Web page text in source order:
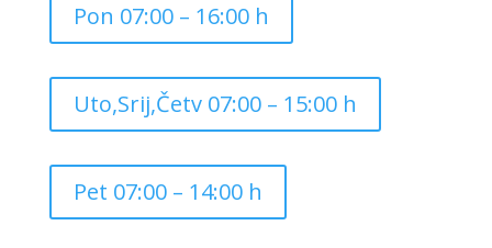
Pon 07:00 – 16:00 h
Uto,Srij,Četv 07:00 – 15:00 h
Pet 07:00 – 14:00 h